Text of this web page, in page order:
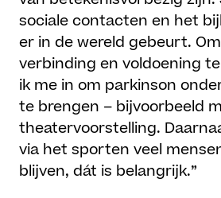
sociale contacten en het
er in de wereld gebeurt.
verbinding en voldoening
ik me in om parkinson
te brengen – bijvoorbeeld
theatervoorstelling.
via het sporten veel
blijven, dát is belangrijk.”